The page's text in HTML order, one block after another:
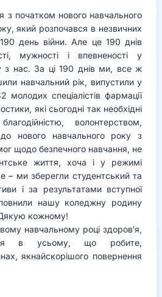
з початком нового навчального
який розпочався в незвичних
день війни. Але це 190 днів
мужності і впевненості у
нас. За ці 190 днів ми, все ж
навчальний рік, випустили у
молодих спеціалістів фармації
які сьогодні так необхідні
волонтерством,
до нового навчального року з
щодо безпечного навчання, не
життя, хоча і у режимі
– ми зберегли студентський та
і за результатами вступної
нашу коледжну родину
кожному!
навчальному році здоров′я,
в усьому, що робите,
якнайскорішого повернення